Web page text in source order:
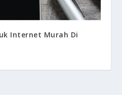
Internet Murah Di